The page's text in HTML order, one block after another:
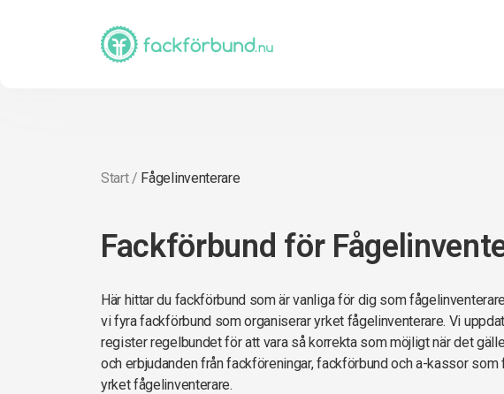
Start/ Fågelinventerare
Fackförbund för
Här hittar du fackförbund som är vanliga för dig som
vi fyra fackförbund som organiserar yrket fågelinventerare. Vi
register regelbundet för att vara så korrekta som möjligt när det
och erbjudanden från fackföreningar, fackförbund och a-kassor som
yrket fågelinventerare.